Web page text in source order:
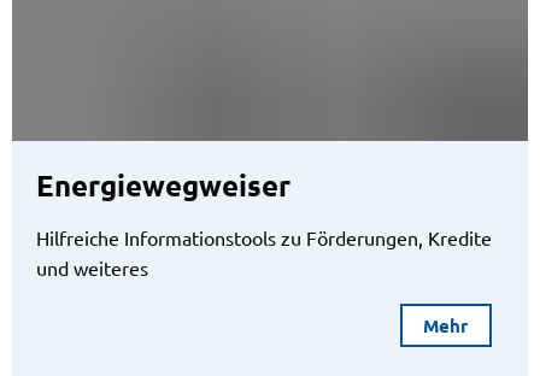
Energiewegweiser
Hilfreiche Informationstools zu Förderungen, Kredite
und weiteres
Mehr